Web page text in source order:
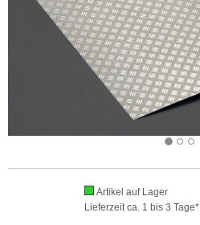
Artikel auf Lager
Lieferzeit ca. 1 bis 3 Tage*